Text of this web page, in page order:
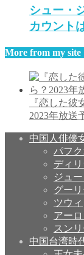
シュー・
カウント
More from my site
『恋した彼
2023年放送
中国人俳優
パフク
ディ
ジュ
グー
ツウィ
アー
スン
中国台湾時